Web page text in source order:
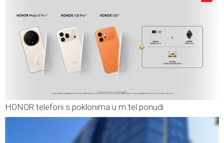
HONOR telefoni s poklonima u m:tel ponudi